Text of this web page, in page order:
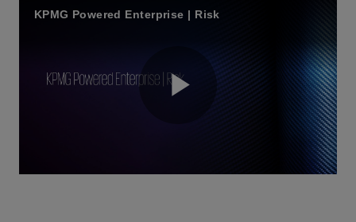
KPMG Powered Enterprise | Risk